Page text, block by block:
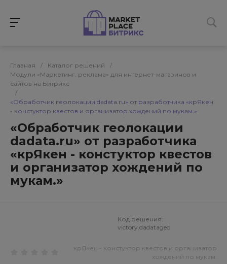
Главная / Каталог решений
/
Модули «Маркетинг, реклама» для интернет-магазинов и
сайтов на Битрикс
/
«Обработчик геолокации dadata.ru» от разработчика «крЯкен
- констуктор квестов и организатор хождений по мукам.»
«Обработчик геолокации
dadata.ru» от разработчика
«крЯкен - констуктор квестов
и организатор хождений по
мукам.»
Код решения:
victory.dadatageo
крЯкен - констуктор квестов и организатор
хождений по мукам.